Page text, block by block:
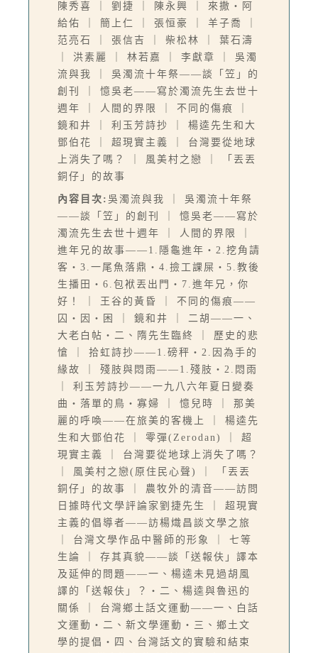
陳秀喜 ｜ 劉捷 ｜ 陳永興 ｜ 來撒‧阿
給佑 ｜ 簡上仁 ｜ 張恒豪 ｜ 羊子喬 ｜
范亮石 ｜ 張信吉 ｜ 柴松林 ｜ 葉石濤
｜ 洪素麗 ｜ 林若嘉 ｜ 李獻章 ｜ 吳濁
流與我 ｜ 吳濁流十年祭——談「笠」的
創刊 ｜ 憶吳老——寫於濁流先生去世十
週年 ｜ 人間的界限 ｜ 不同的傷痕 ｜
鏡和井 ｜ 利玉芳詩抄 ｜ 楊逵先生和大
鄧伯花 ｜ 超現實主義 ｜ 台灣要從地球
上消失了嗎？ ｜ 風美村之戀 ｜ 「丟丟
銅仔」的故事
內容目次: 吳濁流與我 ｜ 吳濁流十年祭
——談「笠」的創刊 ｜ 憶吳老——寫於
濁流先生去世十週年 ｜ 人間的界限 ｜
進年兄的故事——1.隱龜進年‧2.挖角請
客‧3.一尾魚落鼎‧4.撿工課屎‧5.教後
生播田‧6.包袱丟出門‧7.進年兄，你
好！ ｜ 王谷的黃昏 ｜ 不同的傷痕——
囚‧因‧困 ｜ 鏡和井 ｜ 二胡——一、
大老白帖‧二、隋先生臨終 ｜ 歷史的悲
愴 ｜ 拾虹詩抄——1.磅秤‧2.因為手的
緣故 ｜ 殘肢與悶雨——1.殘肢‧2.悶雨
｜ 利玉芳詩抄——一九八六年夏日變奏
曲‧落單的鳥‧寡婦 ｜ 憶兒時 ｜ 那美
麗的呼喚——在旅美的客機上 ｜ 楊逵先
生和大鄧伯花 ｜ 零彈(Zerodan) ｜ 超
現實主義 ｜ 台灣要從地球上消失了嗎？
｜ 風美村之戀(原住民心聲) ｜ 「丟丟
銅仔」的故事 ｜ 農牧外的清音——訪問
日據時代文學評論家劉捷先生 ｜ 超現實
主義的倡導者——訪楊熾昌談文學之旅
｜ 台灣文學作品中醫師的形象 ｜ 七等
生論 ｜ 存其真貌——談「送報伕」譯本
及延伸的問題——一、楊逵未見過胡風
譯的「送報伕」？‧二、楊逵與魯迅的
關係 ｜ 台灣鄉土話文運動——一、白話
文運動‧二、新文學運動‧三、鄉土文
學的提倡‧四、台灣話文的實驗和結束